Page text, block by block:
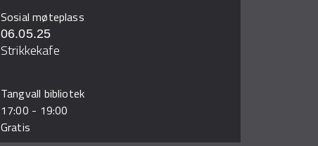
Sosial møteplass
06.05.25
Strikkekafe
Tangvall bibliotek
17:00 - 19:00
Gratis